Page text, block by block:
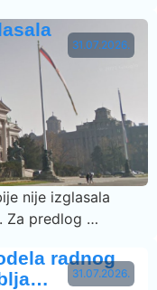
31.07.2026.
nije izglasala
Za predlog …
31.07.2026.
radnog